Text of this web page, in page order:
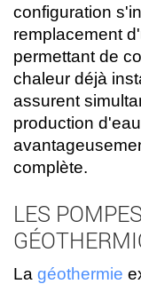
configuration
remplacement
permettant de
chaleur déjà
assurent
production
complète.
LES
La géothermie